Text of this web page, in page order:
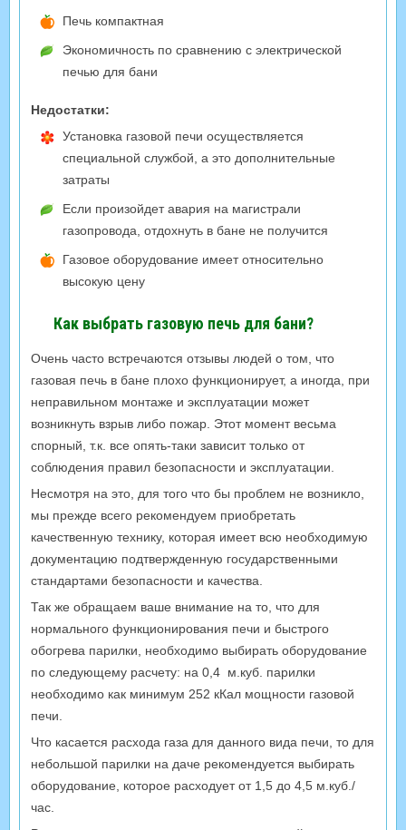
Печь компактная
Экономичность по сравнению с электрической
печью для бани
Недостатки:
Установка газовой печи осуществляется
специальной службой, а это дополнительные
затраты
Если произойдет авария на магистрали
газопровода, отдохнуть в бане не получится
Газовое оборудование имеет относительно
высокую цену
Как выбрать газовую печь для бани?
Очень часто встречаются отзывы людей о том, что
газовая печь в бане плохо функционирует, а иногда, при
неправильном монтаже и эксплуатации может
возникнуть взрыв либо пожар. Этот момент весьма
спорный, т.к. все опять-таки зависит только от
соблюдения правил безопасности и эксплуатации.
Несмотря на это, для того что бы проблем не возникло,
мы прежде всего рекомендуем приобретать
качественную технику, которая имеет всю необходимую
документацию подтвержденную государственными
стандартами безопасности и качества.
Так же обращаем ваше внимание на то, что для
нормального функционирования печи и быстрого
обогрева парилки, необходимо выбирать оборудование
по следующему расчету: на 0,4 м.куб. парилки
необходимо как минимум 252 кКал мощности газовой
печи.
Что касается расхода газа для данного вида печи, то для
небольшой парилки на даче рекомендуется выбирать
оборудование, которое расходует от 1,5 до 4,5 м.куб./
час.